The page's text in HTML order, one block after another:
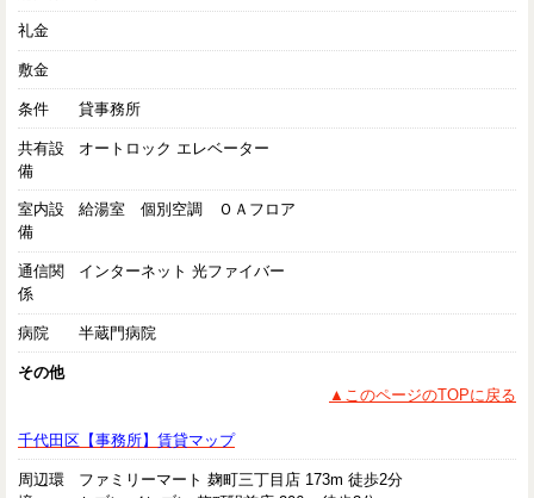
礼金
敷金
条件 貸事務所
共有設
備
オートロック エレベーター
室内設
備
給湯室 個別空調 ＯＡフロア
通信関
係
インターネット 光ファイバー
病院 半蔵門病院
その他
▲このページのTOPに戻る
千代田区【事務所】賃貸マップ
周辺環
ファミリーマート 麹町三丁目店 173m 徒歩2分